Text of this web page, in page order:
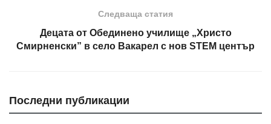
Следваща статия
Децата от Обединено училище „Христо
Смирненски” в село Вакaрел с нов STEM център
Последни публикации